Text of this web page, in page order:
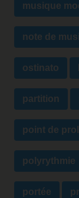
musique
note de
ostinato
partition
point de
polyrythmie
portée